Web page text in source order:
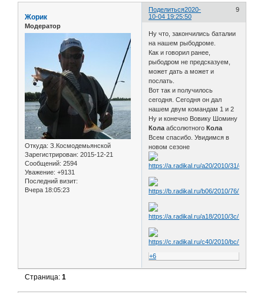
Поделиться 9
2020-
10-04 19:25:50
Жорик
Модератор
Откуда: З.Космодемьянской
Зарегистрирован: 2015-12-21
Сообщений: 2594
Уважение: +9131
Последний визит:
Вчера 18:05:23
Ну что, закончились баталии
на нашем рыбодроме.
Как и говорил ранее,
рыбодром не предсказуем,
может дать а может и
послать.
Вот так и получилось
сегодня. Сегодня он дал
нашем двум командам 1 и 2
Ну и конечно Вовику Шомину
Колаабсолютного Кола
Всем спасибо. Увидимся в
новом сезоне
+6
Страница:1